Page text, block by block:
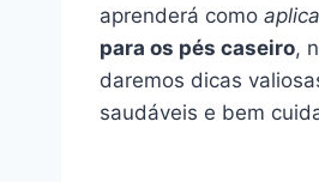
aprenderá como
para os pés caseiro,
daremos dicas
saudáveis e bem